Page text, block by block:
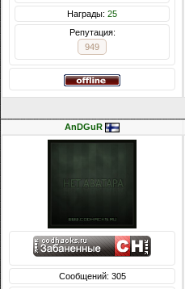
Награды: 25
Репутация:
949
AnDGuR
Сообщений: 305